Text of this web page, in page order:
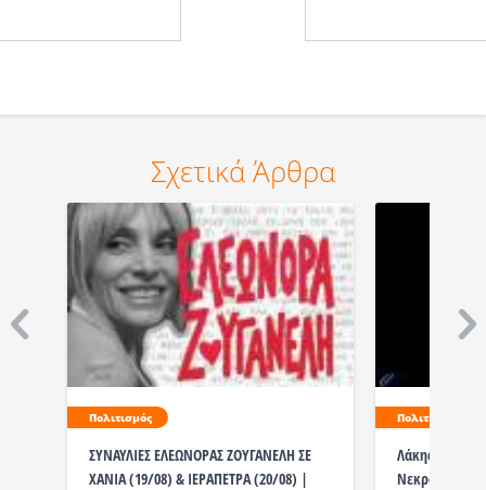
Σχετικά Άρθρα
Πολιτισμός
ΣΥΝΑΥΛΙΕΣ ΕΛΕΩΝΟΡΑΣ ΖΟΥΓΑΝΕΛΗ ΣΕ
ΧΑΝΙΑ (19/08) & ΙΕΡΑΠΕΤΡΑ (20/08) |
Πολιτισμός
Λάκης
Νεκροταφείο